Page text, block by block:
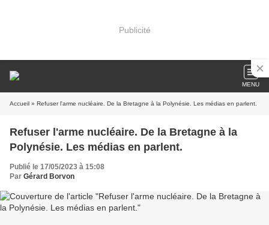
Publicité
MENU
Accueil » Refuser l'arme nucléaire. De la Bretagne à la Polynésie. Les médias en parlent.
Refuser l'arme nucléaire. De la Bretagne à la
Polynésie. Les médias en parlent.
Publié le 17/05/2023 à 15:08
Par Gérard Borvon